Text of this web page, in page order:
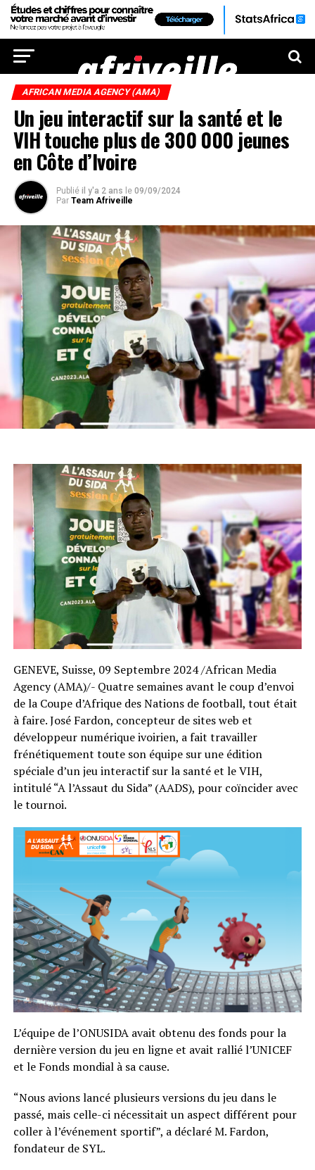
AFRICAN MEDIA AGENCY (AMA)
Un jeu interactif sur la santé et le
VIH touche plus de 300 000 jeunes
en Côte d’Ivoire
Publié il y'a 2 ans le 09/09/2024
Par Team Afriveille
GENEVE, Suisse, 09 Septembre 2024 /African Media
Agency (AMA)/- Quatre semaines avant le coup d’envoi
de la Coupe d’Afrique des Nations de football, tout était
à faire. José Fardon, concepteur de sites web et
développeur numérique ivoirien, a fait travailler
frénétiquement toute son équipe sur une édition
spéciale d’un jeu interactif sur la santé et le VIH,
intitulé “A l’Assaut du Sida” (AADS), pour coïncider avec
le tournoi.
L’équipe de l’ONUSIDA avait obtenu des fonds pour la
dernière version du jeu en ligne et avait rallié l’UNICEF
et le Fonds mondial à sa cause.
“Nous avions lancé plusieurs versions du jeu dans le
passé, mais celle-ci nécessitait un aspect différent pour
coller à l’événement sportif”, a déclaré M. Fardon,
fondateur de SYL.